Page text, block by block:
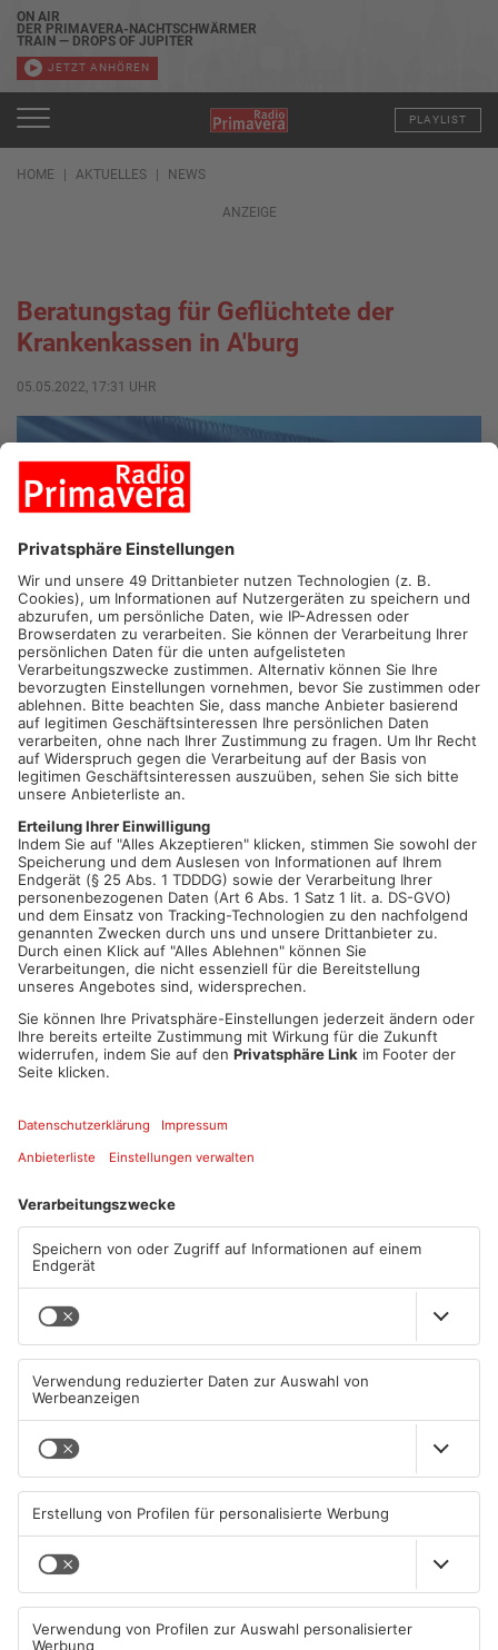
ON AIR
DER PRIMAVERA-NACHTSCHWÄRMER
TRAIN — DROPS OF JUPITER
JETZT ANHÖREN
PLAYLIST
HOME AKTUELLES NEWS
ANZEIGE
Beratungstag für Geflüchtete der
Krankenkassen in A'burg
05.05.2022, 17:31 UHR
ASCHAFFENBURG. Um bei der Integration von ukrainischen
BARMER in Aschaffenburg einen Beratungstag für Geflüchtete
organisiert. Im Zentrum der Veranstaltung stehen
Informationen, wie aus der Ukraine geflüchtete Menschen
einen Zugang zum Arbeitsmarkt und eine Absicherung in den
Zweigen der Sozialversicherung erhalten. Aber auch Fragen zur
Krankenversicherung während eines Studiums oder der
Familienversicherung von Kindern werden vor Ort erklärt. Der
Beratungstag findet am Montag, dem 09. Mai 2022 von 15:30 –
ca. 19:00 Uhr in der Stadthalle Aschaffenburg, Konferenzraum
Dalberg (K2) statt.
Information und Beratung auf Ukrainisch und Russisch
„Wir sind mit ukrainisch- und russischsprachigen
Landessprache zu beraten. Alle schriftlichen Informationen
Regionalgeschäftsführerin der BARMER in Aschaffenburg
Mit dabei sind auch die Jobcenter der Stadt und des
Landkreises Aschaffenburg, welche Fragen zu den Themen
Arbeitslosengeld II bzw. Grundsicherung beantworten werden.
Die Teilnahme ist kostenlos und ohne Anmeldung möglich.
Gerne helfen wir den geflüchteten Menschen in dieser
herausfordernden Zeit. Wir freuen uns auf zahlreichen Besuch.
Quelle: AOK Bayern
ANZEIGE